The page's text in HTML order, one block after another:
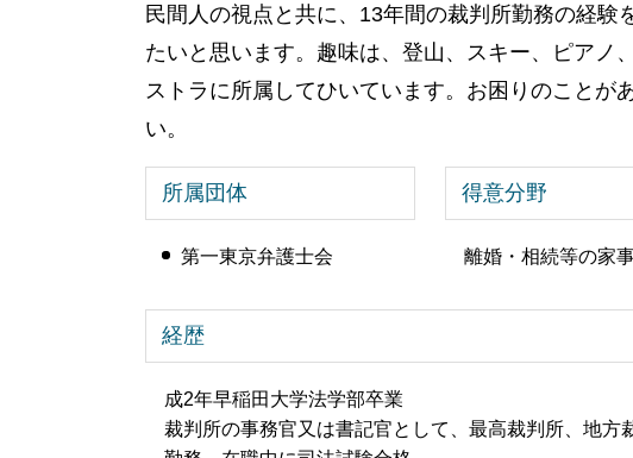
民間人の視点と共に、13年間の裁判所勤務の経験
たいと思います。趣味は、登山、スキー、ピアノ
ストラに所属してひいています。お困りのことが
い。
所属団体
第一東京弁護士会
得意分野
離婚・相続等の家
経歴
成2年早稲田大学法学部卒業
裁判所の事務官又は書記官として、最高裁判所、地方